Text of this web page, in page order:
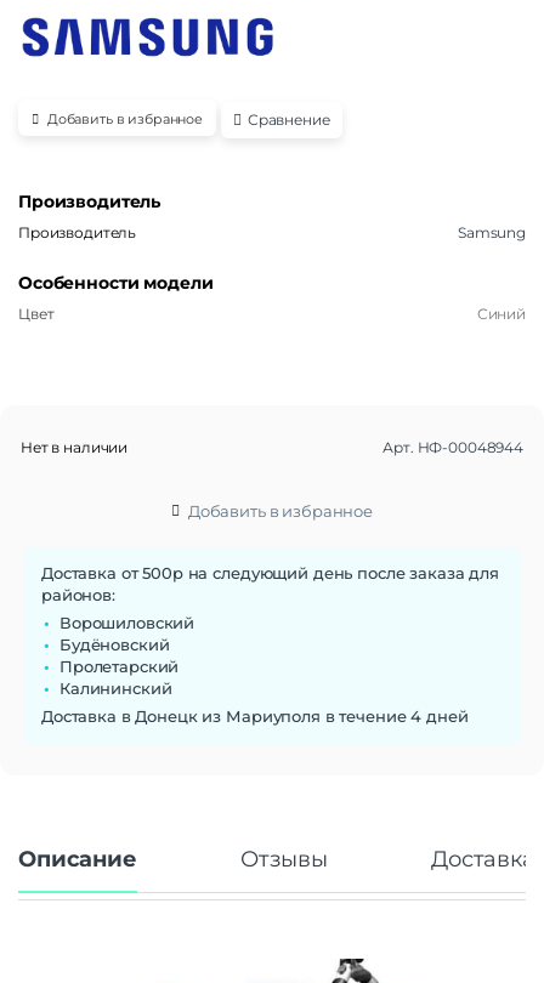
Добавить в избранное Сравнение
Производитель
Производитель Samsung
Особенности модели
Цвет Синий
Нет в наличии Арт. НФ-00048944
Добавить в избранное
Доставка от 500р на следующий день после заказа для
районов:
Ворошиловский
Будёновский
Пролетарский
Калининский
Доставка в Донецк из Мариуполя в течение 4 дней
Описание Отзывы Доставка